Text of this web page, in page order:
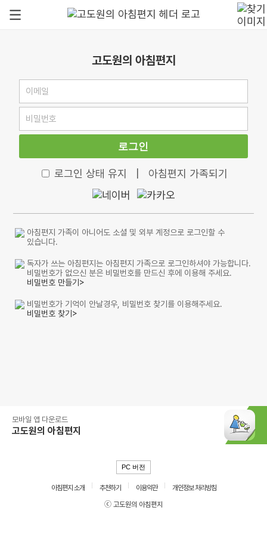
고도원의 아침편지
로그인
로그인 상태 유지 아침편지 가족되기
아침편지 가족이 아니어도 소셜 및 외부 계정으로 로그인할 수
있습니다.
독자가 쓰는 아침편지는 아침편지 가족으로 로그인하셔야 가능합니다.
비밀번호가 없으신 분은 비밀번호를 만드신 후에 이용해 주세요.
비밀번호 만들기>
비밀번호가 기억이 안날경우, 비밀번호 찾기를 이용해주세요.
비밀번호 찾기>
모바일 앱 다운로드
고도원의 아침편지
PC 버전
아침편지 소개 추천하기 이용약관
개인정보 처리방침
ⓒ 고도원의 아침편지